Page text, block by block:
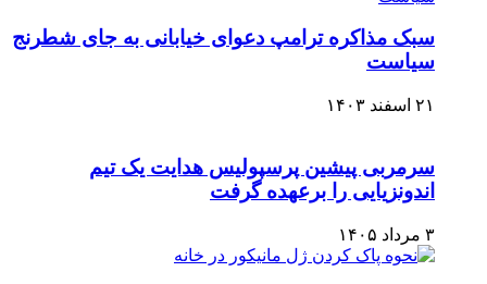
سبک مذاکره ترامپ دعوای خیابانی به جای شطرنج
سیاست
۲۱ اسفند ۱۴۰۳
سرمربی پیشین پرسپولیس هدایت یک تیم
اندونزیایی را برعهده گرفت
۳ مرداد ۱۴۰۵